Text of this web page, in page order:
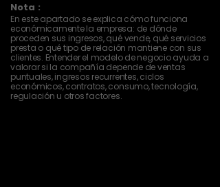
Nota :
En este apartado se explica cómo funciona
económicamente la empresa: de dónde
proceden sus ingresos, qué vende, qué servicios
presta o qué tipo de relación mantiene con sus
clientes. Entender el modelo de negocio ayuda a
valorar si la compañía depende de ventas
puntuales, ingresos recurrentes, ciclos
económicos, contratos, consumo, tecnología,
regulación u otros factores.